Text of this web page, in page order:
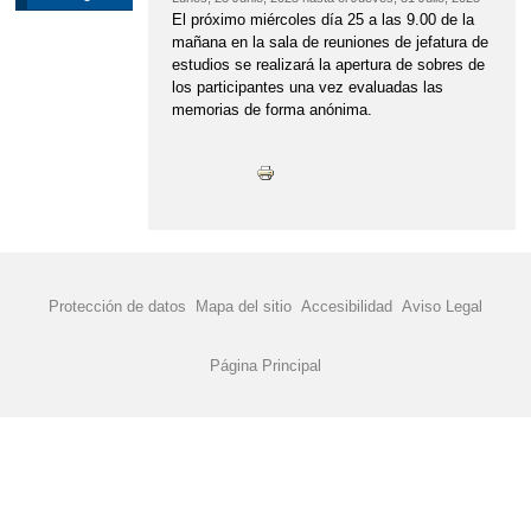
El próximo miércoles día 25 a las 9.00 de la
mañana en la sala de reuniones de jefatura de
estudios se realizará la apertura de sobres de
los participantes una vez evaluadas las
memorias de forma anónima.
Protección de datos Mapa del sitio Accesibilidad Aviso Legal
Página Principal